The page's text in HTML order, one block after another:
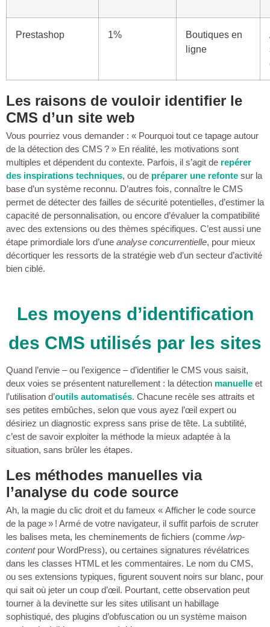
Prestashop 1%
Boutiques en
ligne
Les raisons de vouloir identifier le
CMS d’un site web
Vous pourriez vous demander : « Pourquoi tout ce tapage autour
de la détection des CMS ? » En réalité, les motivations sont
multiples et dépendent du contexte. Parfois, il s’agit de repérer
des inspirations techniques, ou de préparer une refonte sur la
base d’un système reconnu. D’autres fois, connaître le CMS
permet de détecter des failles de sécurité potentielles, d’estimer la
capacité de personnalisation, ou encore d’évaluer la compatibilité
avec des extensions ou des thèmes spécifiques. C’est aussi une
étape primordiale lors d’une analyse concurrentielle, pour mieux
décortiquer les ressorts de la stratégie web d’un secteur d’activité
bien ciblé.
Les moyens d’identification
des CMS utilisés par les sites
Quand l’envie – ou l’exigence – d’identifier le CMS vous saisit,
deux voies se présentent naturellement : la détection manuelle et
l’utilisation d’outils automatisés. Chacune recèle ses attraits et
ses petites embûches, selon que vous ayez l’œil expert ou
désiriez un diagnostic express sans prise de tête. La subtilité,
c’est de savoir exploiter la méthode la mieux adaptée à la
situation, sans brûler les étapes.
Les méthodes manuelles via
l’analyse du code source
Ah, la magie du clic droit et du fameux « Afficher le code source
de la page » ! Armé de votre navigateur, il suffit parfois de scruter
les balises meta, les cheminements de fichiers (comme/wp-
contentpour WordPress), ou certaines signatures révélatrices
dans les classes HTML et les commentaires. Le nom du CMS,
ou ses extensions typiques, figurent souvent noirs sur blanc, pour
qui sait où jeter un coup d’œil. Pourtant, cette observation peut
tourner à la devinette sur les sites utilisant un habillage
sophistiqué, des plugins d’obfuscation ou un système maison